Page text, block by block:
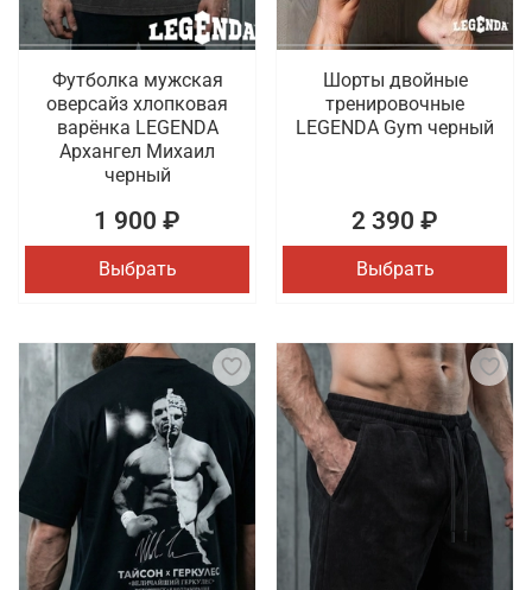
Футболка мужская
оверсайз хлопковая
варёнка LEGENDA
Архангел Михаил
черный
1 900 ₽
Выбрать
Шорты двойные
тренировочные
LEGENDA Gym черный
2 390 ₽
Выбрать